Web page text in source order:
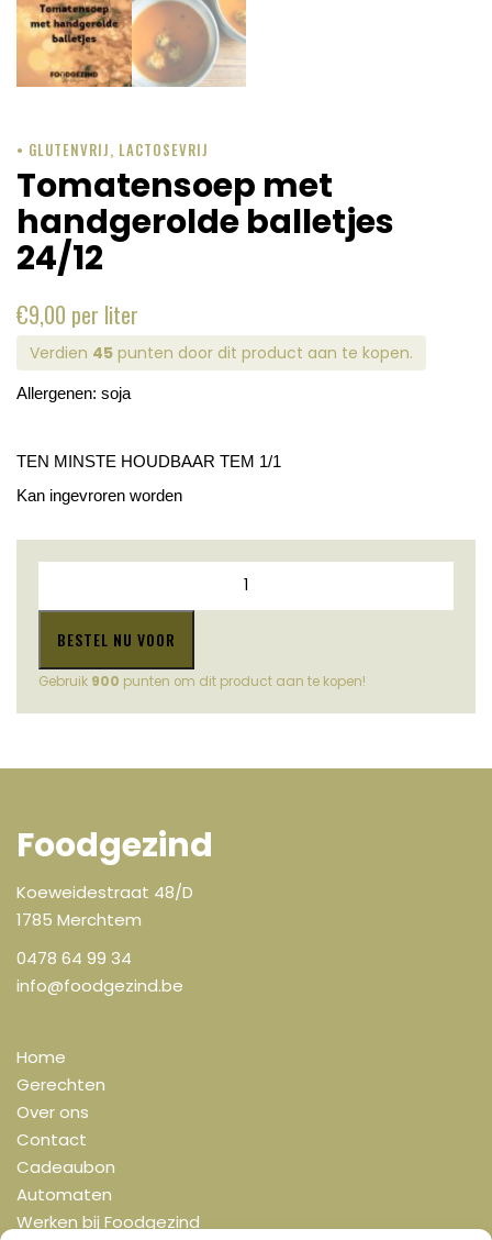
• GLUTENVRIJ, LACTOSEVRIJ
Tomatensoep met
handgerolde balletjes
24/12
€9,00 per liter
Verdien 45 punten door dit product aan te kopen.
Allergenen: soja
TEN MINSTE HOUDBAAR TEM 1/1
Kan ingevroren worden
handgerolde
balletjes
aantal
BESTEL NU VOOR
Gebruik 900 punten om dit product aan te kopen!
Foodgezind
Koeweidestraat 48/D
1785 Merchtem
0478 64 99 34
info@foodgezind.be
Home
Gerechten
Over ons
Contact
Cadeaubon
Automaten
Werken bij Foodgezind